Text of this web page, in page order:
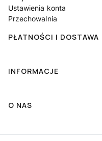
Ustawienia konta
Przechowalnia
PŁATNOŚCI I DOSTAWA
INFORMACJE
O NAS